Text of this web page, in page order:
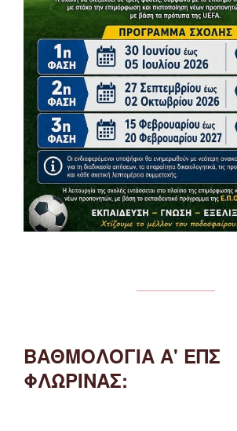
ΒΑΘΜΟΛΟΓΙΑ Α' ΕΠΣ
ΦΛΩΡΙΝΑΣ: